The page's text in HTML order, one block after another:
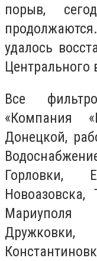
порыв,
удалось
Центрального
Все
«Компания
Донецкой,
Горловки,
Новоазовска,